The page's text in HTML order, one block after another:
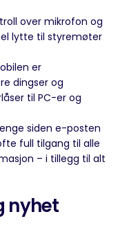
over mikrofon og
lytte til styremøter
er
dingser og
til PC-er og
siden e-posten
full tilgang til alle
– i tillegg til alt
nyhet